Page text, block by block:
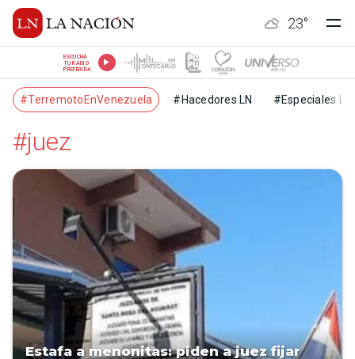
23°
ESCUCHÁ
TU RADIO
PREFERIDA
#TerremotoEnVenezuela #Hacedores LN #Especiales LN
#juez
Estafa a menonitas: piden a juez fijar